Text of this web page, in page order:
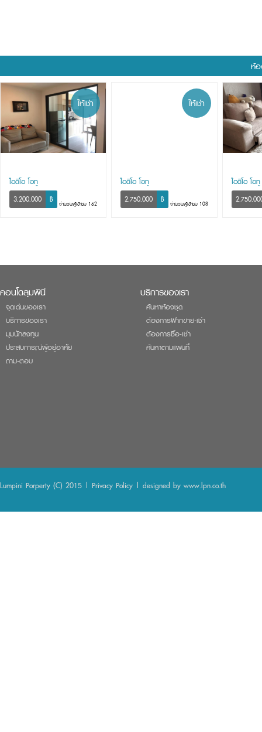
ห้อ
ให้เช่า
ไอดีโอ โอทู
3,200,000 ฿ จำนวนผู้เข้าชม 162
ให้เช่า
ไอดีโอ โอทู
2,750,000 ฿ จำนวนผู้เข้าชม 108
ไอดีโอ โอทู
คอนโดลุมพินี
จุดเด่นของเรา
บริการของเรา
มุมนักลงทุน
ประสบการณ์ผู้อยู่อาศัย
ถาม-ตอบ
บริการของเรา
ค้นหาห้องชุด
ต้องการฝากขาย-เช่า
ต้องการซื้อ-เช่า
ค้นหาตามแผนที่
Lumpini Porperty (C) 2015 | Privacy Policy | designed by www.lpn.co.th